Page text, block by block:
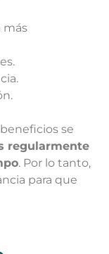
más
se
regularmente
. Por lo tanto,
para que